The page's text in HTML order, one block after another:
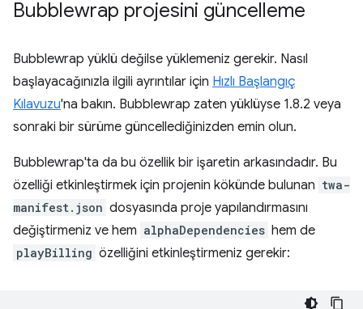
Bubblewrap projesini güncelleme
Bubblewrap yüklü değilse yüklemeniz gerekir. Nasıl
başlayacağınızla ilgili ayrıntılar için Hızlı Başlangıç
Kılavuzu'na bakın. Bubblewrap zaten yüklüyse 1.8.2 veya
sonraki bir sürüme güncellediğinizden emin olun.
Bubblewrap'ta da bu özellik bir işaretin arkasındadır. Bu
özelliği etkinleştirmek için projenin kökünde bulunan twa-
manifest.json dosyasında proje yapılandırmasını
değiştirmeniz ve hem alphaDependencies hem de
playBilling özelliğini etkinleştirmeniz gerekir: